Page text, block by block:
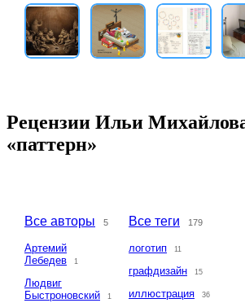
Рецензии Ильи
«паттерн»
Все авторы 5
Артемий
Лебедев
1
Людвиг
Быстроновский
1
Все теги 179
логотип 11
графдизайн 15
иллюстрация 36